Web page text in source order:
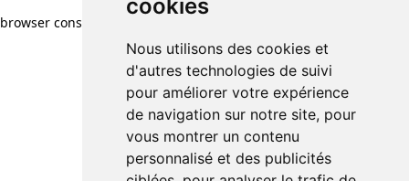
cookies
Nous utilisons des cookies et
d'autres technologies de suivi
pour améliorer votre expérience
de navigation sur notre site, pour
vous montrer un contenu
personnalisé et des publicités
browser console for more information)